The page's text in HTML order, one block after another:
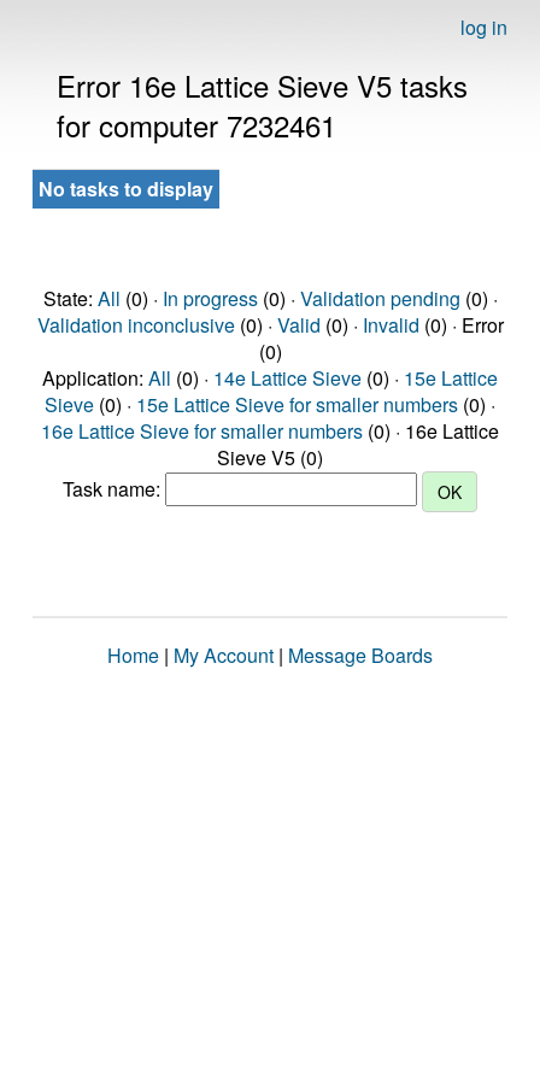
log in
Error 16e Lattice Sieve V5 tasks
for computer 7232461
No tasks to display
State: All (0) · In progress(0) · Validation pending (0) ·
Validation inconclusive(0) · Valid (0) · Invalid (0) · Error
(0)
Application: All (0) · 14e Lattice Sieve (0) · 15e Lattice
Sieve (0) · 15e Lattice Sieve for smaller numbers (0) ·
16e Lattice Sieve for smaller numbers (0) · 16e Lattice
Sieve V5 (0)
Task name:
Home | My Account | Message Boards